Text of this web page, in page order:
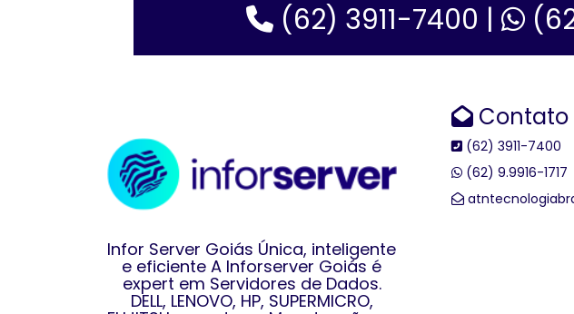
(62) 3911-7400 |
Infor Server Goiás Única, inteligente
e eficiente A Inforserver Goiás é
expert em Servidores de Dados.
DELL, LENOVO, HP, SUPERMICRO,
Contato
(62) 3911-7400
(62) 9.9916-1717